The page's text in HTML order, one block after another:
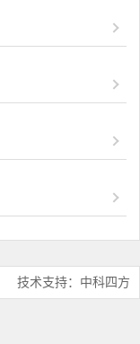
技术支持：中科四方